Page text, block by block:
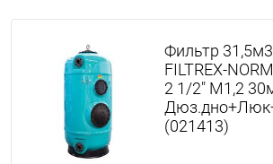
Фильтр
FILTREX-
2 1/2" М1,2
(021413)